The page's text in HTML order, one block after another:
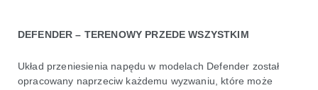
DEFENDER – TERENOWY PRZEDE WSZYSTKIM
Układ przeniesienia napędu w modelach Defender został
opracowany naprzeciw każdemu wyzwaniu, które może